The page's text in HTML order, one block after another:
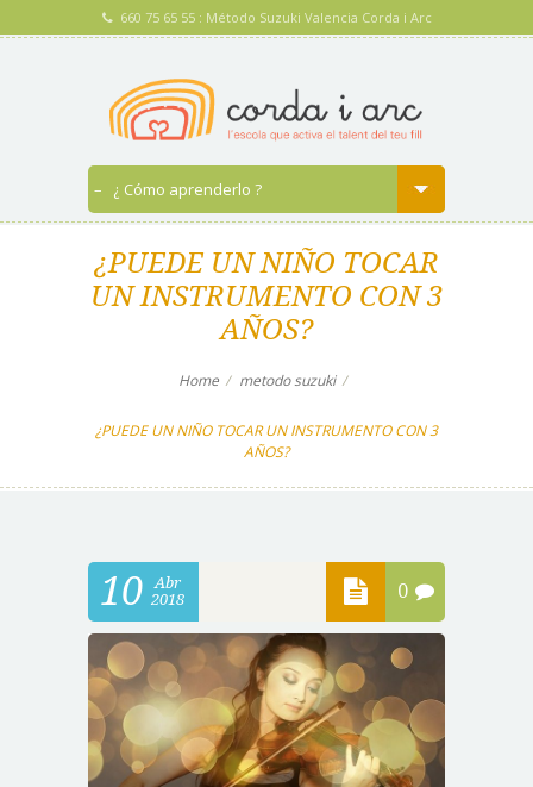
660 75 65 55 : Método Suzuki Valencia Corda i Arc
¿PUEDE UN NIÑO TOCAR
UN INSTRUMENTO CON 3
AÑOS?
Home metodo suzuki
¿PUEDE UN NIÑO TOCAR UN INSTRUMENTO CON 3
AÑOS?
10
Abr
2018
0